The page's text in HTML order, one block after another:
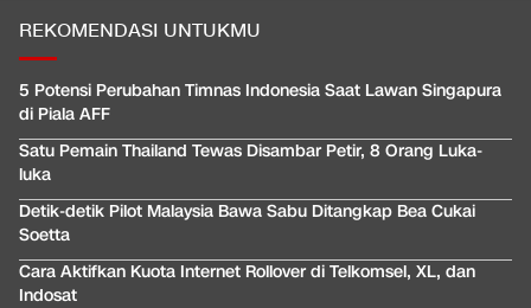
REKOMENDASI UNTUKMU
5 Potensi Perubahan Timnas Indonesia Saat Lawan Singapura
di Piala AFF
Satu Pemain Thailand Tewas Disambar Petir, 8 Orang Luka-
luka
Detik-detik Pilot Malaysia Bawa Sabu Ditangkap Bea Cukai
Soetta
Cara Aktifkan Kuota Internet Rollover di Telkomsel, XL, dan
Indosat